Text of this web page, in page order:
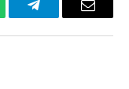
TelegramEmail